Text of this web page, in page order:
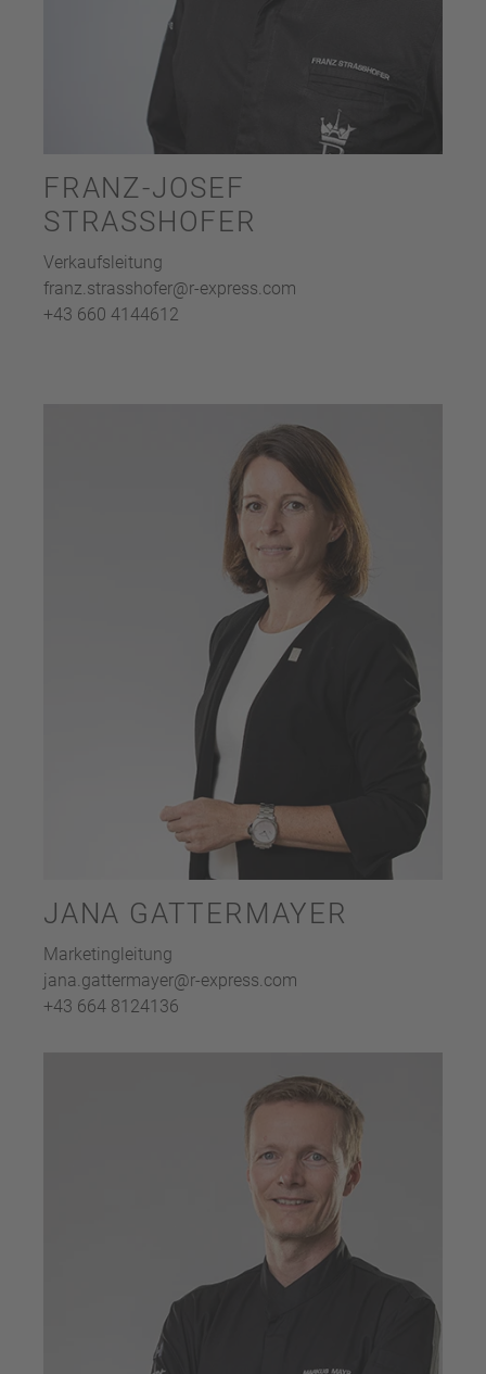
FRANZ-JOSEF
STRASSHOFER
Verkaufsleitung
franz.strasshofer@r-express.com
+43 660 4144612
JANA GATTERMAYER
Marketingleitung
jana.gattermayer@r-express.com
+43 664 8124136